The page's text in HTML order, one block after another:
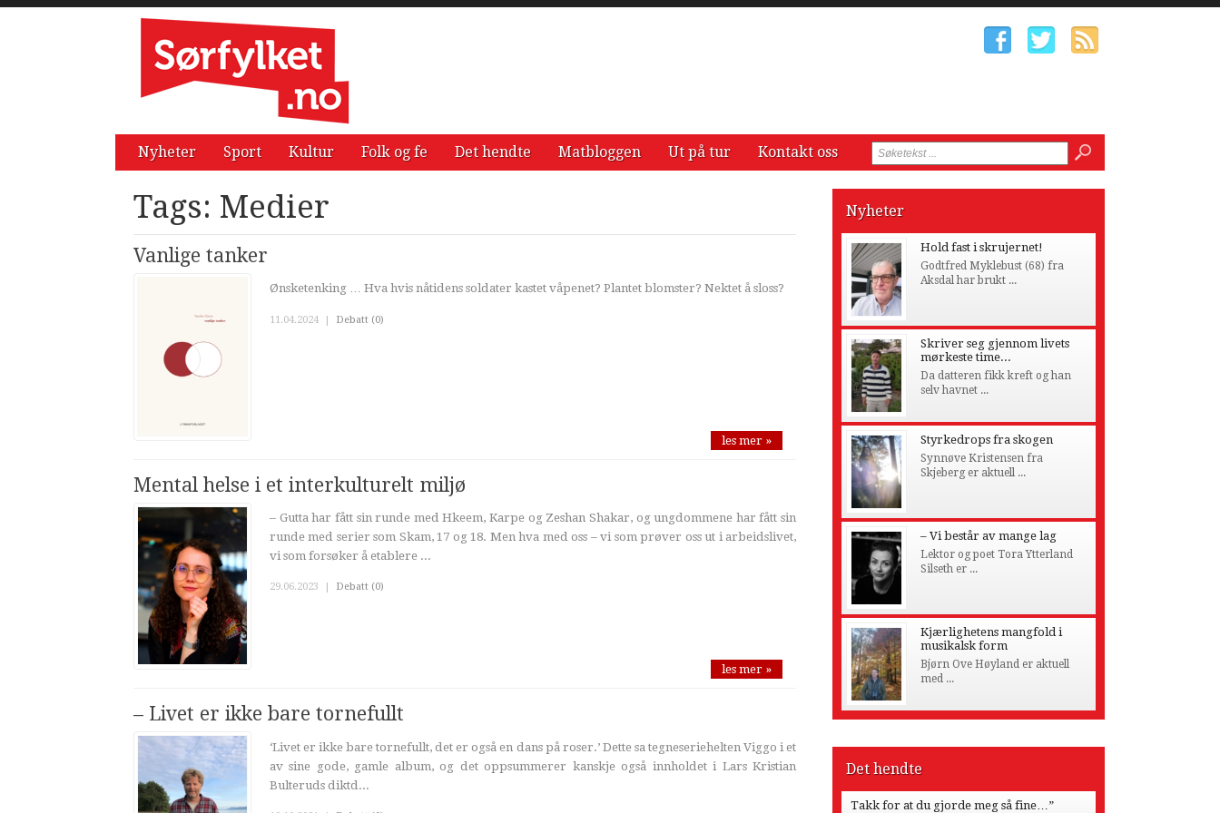
Nyheter Sport Kultur Folk og fe Det hendte Matbloggen Ut på tur Kontakt oss
Tags: Medier
Vanlige tanker
Ønsketenking … Hva hvis nåtidens soldater kastet våpenet? Plantet blomster? Nektet å sloss?
11.04.2024 | Debatt (0)
les mer »
Mental helse i et interkulturelt miljø
– Gutta har fått sin runde med Hkeem, Karpe og Zeshan Shakar, og ungdommene har fått sin
runde med serier som Skam, 17 og 18. Men hva med oss – vi som prøver oss ut i arbeidslivet,
vi som forsøker å etablere ...
29.06.2023 Debatt (0)
les mer »
– Livet er ikke bare tornefullt
‘Livet er ikke bare tornefullt, det er også en dans på roser.’ Dette sa tegneseriehelten Viggo i et
av sine gode, gamle album, og det oppsummerer kanskje også innholdet i Lars Kristian
Bulteruds diktd...
Nyheter
Hold fast i skrujernet!
Godtfred Myklebust (68) fra
Aksdal har brukt ...
Skriver seg gjennom livets
mørkeste time...
Da datteren fikk kreft og han
selv havnet ...
Styrkedrops fra skogen
Synnøve Kristensen fra
Skjeberg er aktuell ...
– Vi består av mange lag
Lektor og poet Tora Ytterland
Silseth er ...
Kjærlighetens mangfold i
musikalsk form
Bjørn Ove Høyland er aktuell
med ...
Det hendte
Takk for at du gjorde meg så fine…”